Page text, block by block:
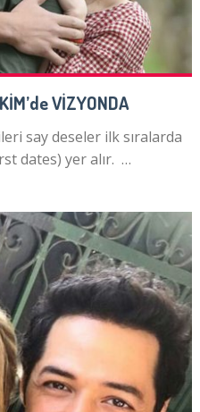
VİZYONDA
say deseler ilk sıralarda
dates) yer alır. …